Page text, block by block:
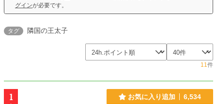
グインが必要です。
タグ 隣国の王太子
11件
1 お気に入り追加 6,534